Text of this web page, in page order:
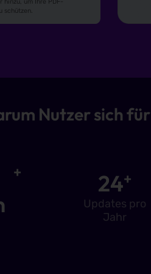
Nutzer sich
+ 24+
Updates pro
Jahr